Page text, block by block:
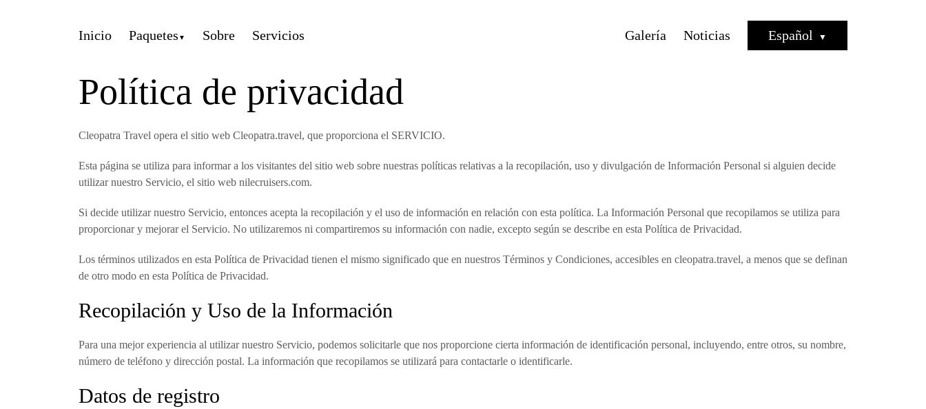
Inicio Paquetes Sobre Servicios Galería Noticias Español
Política de privacidad
Cleopatra Travel opera el sitio web Cleopatra.travel, que proporciona el SERVICIO.
Esta página se utiliza para informar a los visitantes del sitio web sobre nuestras políticas relativas a la recopilación, uso y divulgación de Información Personal si alguien decide
utilizar nuestro Servicio, el sitio web nilecruisers.com.
Si decide utilizar nuestro Servicio, entonces acepta la recopilación y el uso de información en relación con esta política. La Información Personal que recopilamos se utiliza para
proporcionar y mejorar el Servicio. No utilizaremos ni compartiremos su información con nadie, excepto según se describe en esta Política de Privacidad.
Los términos utilizados en esta Política de Privacidad tienen el mismo significado que en nuestros Términos y Condiciones, accesibles en cleopatra.travel, a menos que se definan
de otro modo en esta Política de Privacidad.
Recopilación y Uso de la Información
Para una mejor experiencia al utilizar nuestro Servicio, podemos solicitarle que nos proporcione cierta información de identificación personal, incluyendo, entre otros, su nombre,
número de teléfono y dirección postal. La información que recopilamos se utilizará para contactarle o identificarle.
Datos de registro